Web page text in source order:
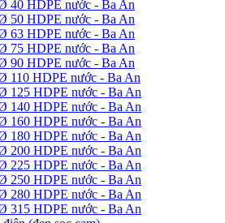
40 HDPE nước - Ba An
50 HDPE nước - Ba An
63 HDPE nước - Ba An
75 HDPE nước - Ba An
90 HDPE nước - Ba An
110 HDPE nước - Ba An
125 HDPE nước - Ba An
140 HDPE nước - Ba An
160 HDPE nước - Ba An
180 HDPE nước - Ba An
200 HDPE nước - Ba An
225 HDPE nước - Ba An
250 HDPE nước - Ba An
280 HDPE nước - Ba An
315 HDPE nước - Ba An